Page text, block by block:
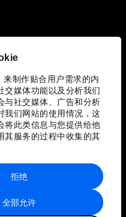
制作贴合用户需求的内
交媒体功能以及分析我们
与社交媒体、广告和分析
我们网站的使用情况，这
将此类信息与您提供给他
其服务的过程中收集的其
全部允许
拒绝
图